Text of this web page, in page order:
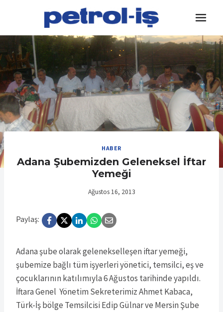
content
HABER
Adana Şubemizden Geleneksel İftar
Yemeği
Ağustos 16, 2013
Paylaş:
Adana şube olarak gelenekselleşen iftar yemeği,
şubemize bağlı tüm işyerleri yönetici, temsilci, eş ve
çocuklarının katılımıyla 6 Ağustos tarihinde yapıldı.
İftara Genel Yönetim Sekreterimiz Ahmet Kabaca,
Türk-İş bölge Temsilcisi Edip Gülnar ve Mersin Şube